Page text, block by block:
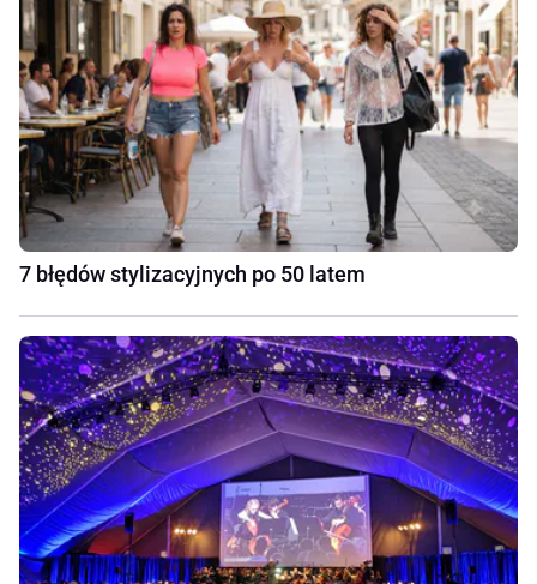
7 błędów stylizacyjnych po 50 latem